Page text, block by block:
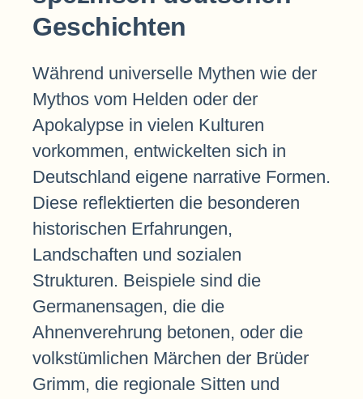
Geschichten
Während universelle Mythen wie der
Mythos vom Helden oder der
Apokalypse in vielen Kulturen
vorkommen, entwickelten sich in
Deutschland eigene narrative Formen.
Diese reflektierten die besonderen
historischen Erfahrungen,
Landschaften und sozialen
Strukturen. Beispiele sind die
Germanensagen, die die
Ahnenverehrung betonen, oder die
volkstümlichen Märchen der Brüder
Grimm, die regionale Sitten und